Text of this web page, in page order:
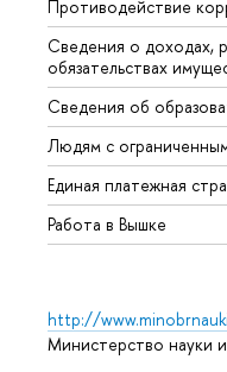
Противодействие
Сведения о доходах,
обязательствах
Сведения об
Людям с
Единая платежная
Работа в Вышке
http://
Министерство науки